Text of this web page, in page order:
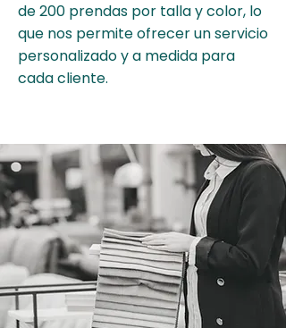
de 200 prendas por talla y color, lo
que nos permite ofrecer un servicio
personalizado y a medida para
cada cliente.